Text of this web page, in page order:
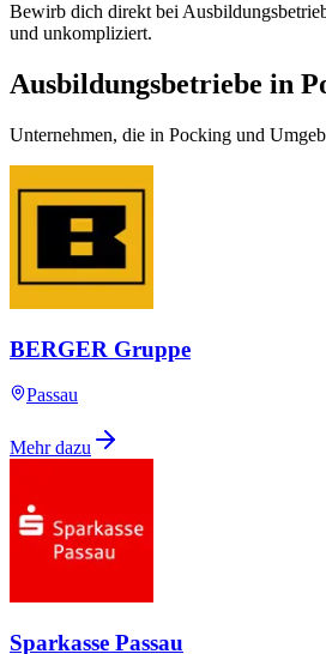
Bewirb dich direkt bei
und unkompliziert.
Ausbildungsbetriebe in
Unternehmen, die in Pocking und
BERGER Gruppe
Passau
Mehr dazu
Sparkasse Passau